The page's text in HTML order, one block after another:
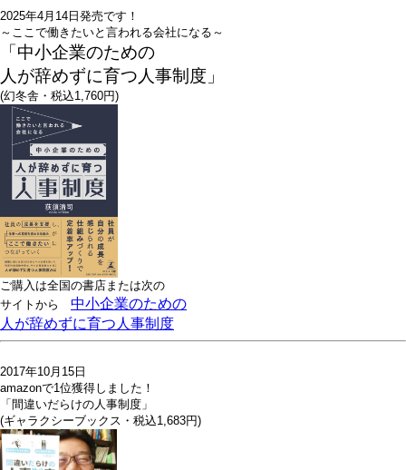
2025年4月14日発売です！
～ここで働きたいと言われる会社になる～
「中小企業のための
人が辞めずに育つ人事制度」
(幻冬舎・税込1,760円)
ご購入は全国の書店または次の
サイトから 中小企業のための
人が辞めずに育つ人事制度
2017年10月15日
amazonで1位獲得しました！
「間違いだらけの人事制度」
(ギャラクシーブックス・税込1,683円)